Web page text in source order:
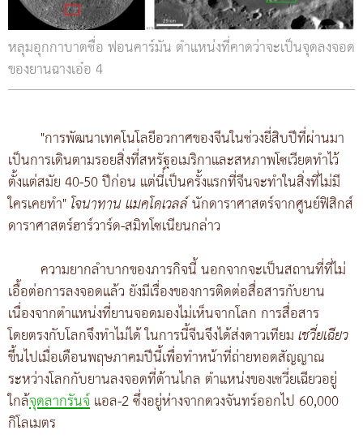
หลุมอุกกาบาตชื่อ ฟอนคาร์มัน ตำแหน่งที่คาดว่าจะเป็นจุดลงจอด
ของยานฉางเอ๋อ 4
"การพัฒนาเทคโนโลยีอวกาศของจีนในช่วงยี่สิบปีที่ผ่านมา
เป็นการเดินตามรอยสิ่งที่สหรัฐอเมริกาและสหภาพโซเวียตทำไว้
ตั้งแต่สมัย 40-50 ปีก่อน แต่นี่เป็นครั้งแรกที่จีนจะทำในสิ่งที่ไม่มี
ใครเคยทำ"โจนาทาน แมคโดเวลล์นักดาราศาสตร์จากศูนย์ฟิสิกส์
ดาราศาสตร์ฮาร์วาร์ด-สมิทโซเนียนกล่าว
ความยากลำบากของภารกิจนี้ นอกจากจะเป็นสถานที่ที่ไม่
เอื้อต่อการลงจอดแล้ว ยังมีเรื่องของการติดต่อสื่อสารกับยาน
เนื่องจากตำแหน่งที่ยานจอดมองไม่เห็นจากโลก การสื่อสาร
โดยตรงกับโลกจึงทำไม่ได้ ในการนี้จีนจึงได้ส่งดาวเทียมเชวี่ยเฉียว
ขึ้นไปเมื่อเดือนพฤษภาคมปีนี้เพื่อทำหน้าที่ถ่ายทอดสัญญาณ
ระหว่างโลกกับยานลงจอดที่ด้านไกล ตำแหน่งของเชวี่ยเฉียวอยู่
ใกล้จุดลากรันจ์แอล-2 ซึ่งอยู่ห่างจากดวงจันทร์ออกไป 60,000
กิโลเมตร